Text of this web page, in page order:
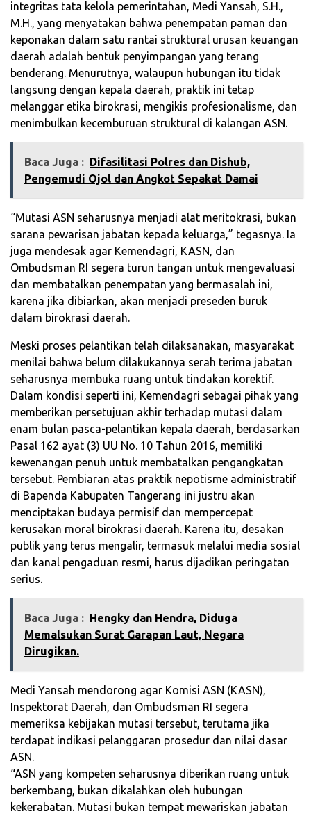
integritas tata kelola pemerintahan, Medi Yansah, S.H.,
M.H., yang menyatakan bahwa penempatan paman dan
keponakan dalam satu rantai struktural urusan keuangan
daerah adalah bentuk penyimpangan yang terang
benderang. Menurutnya, walaupun hubungan itu tidak
langsung dengan kepala daerah, praktik ini tetap
melanggar etika birokrasi, mengikis profesionalisme, dan
menimbulkan kecemburuan struktural di kalangan ASN.
Baca Juga : Difasilitasi Polres dan Dishub,
Pengemudi Ojol dan Angkot Sepakat Damai
“Mutasi ASN seharusnya menjadi alat meritokrasi, bukan
sarana pewarisan jabatan kepada keluarga,” tegasnya. Ia
juga mendesak agar Kemendagri, KASN, dan
Ombudsman RI segera turun tangan untuk mengevaluasi
dan membatalkan penempatan yang bermasalah ini,
karena jika dibiarkan, akan menjadi preseden buruk
dalam birokrasi daerah.
Meski proses pelantikan telah dilaksanakan, masyarakat
menilai bahwa belum dilakukannya serah terima jabatan
seharusnya membuka ruang untuk tindakan korektif.
Dalam kondisi seperti ini, Kemendagri sebagai pihak yang
memberikan persetujuan akhir terhadap mutasi dalam
enam bulan pasca-pelantikan kepala daerah, berdasarkan
Pasal 162 ayat (3) UU No. 10 Tahun 2016, memiliki
kewenangan penuh untuk membatalkan pengangkatan
tersebut. Pembiaran atas praktik nepotisme administratif
di Bapenda Kabupaten Tangerang ini justru akan
menciptakan budaya permisif dan mempercepat
kerusakan moral birokrasi daerah. Karena itu, desakan
publik yang terus mengalir, termasuk melalui media sosial
dan kanal pengaduan resmi, harus dijadikan peringatan
serius.
Baca Juga : Hengky dan Hendra, Diduga
Memalsukan Surat Garapan Laut, Negara
Dirugikan.
Medi Yansah mendorong agar Komisi ASN (KASN),
Inspektorat Daerah, dan Ombudsman RI segera
memeriksa kebijakan mutasi tersebut, terutama jika
terdapat indikasi pelanggaran prosedur dan nilai dasar
ASN.
“ASN yang kompeten seharusnya diberikan ruang untuk
berkembang, bukan dikalahkan oleh hubungan
kekerabatan. Mutasi bukan tempat mewariskan jabatan